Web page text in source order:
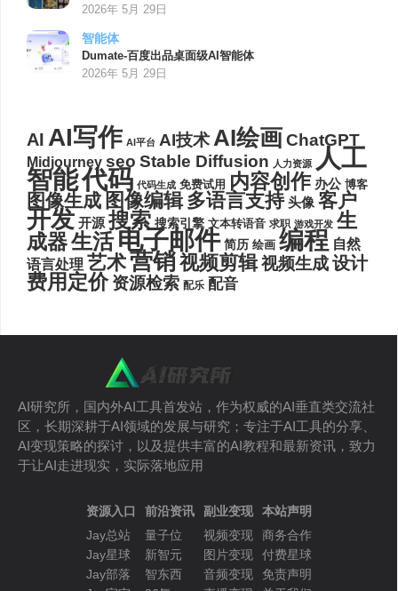
2026年 5月 29日
智能体
Dumate-百度出品桌面级AI智能体
2026年 5月 29日
AI AI写作 AI平台 AI技术AI绘画ChatGPT
Midjourney seo Stable Diffusion 人力资源 人工
智能代码 代码生成 免费试用 内容创作 办公 博客
图像生成 图像编辑 多语言支持 头像 客户
开发 开源 搜索 搜索引擎 文本转语音 求职 游戏开发 生
成器生活电子邮件 简历 绘画 编程 自然
语言处理 艺术营销视频剪辑视频生成设计
费用定价 资源检索 配乐 配音
AI研究所，国内外AI工具首发站，作为权威的AI垂直类交流社
区，长期深耕于AI领域的发展与研究；专注于AI工具的分享、
AI变现策略的探讨，以及提供丰富的AI教程和最新资讯，致力
于让AI走进现实，实际落地应用
资源入口
Jay总站
Jay星球
Jay部落
前沿资讯
量子位
新智元
智东西
副业变现
视频变现
图片变现
音频变现
本站声明
商务合作
付费星球
免责声明